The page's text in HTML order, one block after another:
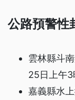
公路預警性
雲林縣斗
25日上午3
嘉義縣水